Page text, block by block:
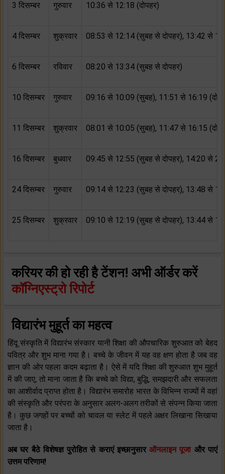
3 दिसम्बर गुरुवार 10:36 से 12:18 (दोपहर)
4 दिसम्बर शुक्रवार 08:53 से 12:14 (सुबह से दोपहर), 13:42 से
6 दिसम्बर रविवार 08:20 से 13:34 (सुबह से दोपहर)
10 दिसम्बर गुरुवार 09:16 से 10:09 (सुबह), 11:51 से 16:19
11 दिसम्बर शुक्रवार 08:01 से 10:05 (सुबह), 11:47 से 16:15
16 दिसम्बर बुधवार 09:45 से 12:55 (सुबह से दोपहर), 14:20 से
24 दिसम्बर गुरुवार 09:14 से 12:23 (सुबह से दोपहर), 13:48 से
25 दिसम्बर शुक्रवार 09:10 से 12:19 (सुबह से दोपहर), 13:44 से
करियर की हो रही है टेंशन! अभी ऑर्डर करें
कॉग्निएस्ट्रो रिपोर्ट
विद्यारंभ मुहूर्त का महत्व
हिंदू संस्कृति में विद्यारंभ संस्कार यानी शिक्षा की औपचारिक शुरुआत को बेहद
पवित्र और शुभ माना गया है। बच्चे के जीवन में यह वह क्षण होता है जब वह
ज्ञान की ओर पहला कदम बढ़ाता है। ऐसे में यदि शिक्षा की शुरुआत शुभ मुहूर्त
में की जाए, तो माना जाता है कि बच्चे को विद्या, बुद्धि, समझदारी और सफलता
का आशीर्वाद प्राप्त होता है। विद्यारंभ समारोह भारत के विभिन्न राज्यों में वहां
की संस्कृति और परंपरा के अनुसार अलग-अलग तरीकों से संपन्न किया जाता
है। कुछ जगहों पर बच्चों को चावल या स्लेट में पहले अक्षर लिखाना सिखाया
जाता है।
अब घर बैठे विशेषज्ञ पुरोहित से कराएं इच्छानुसारऑनलाइन पूजा और पाएं
उत्तम परिणाम!